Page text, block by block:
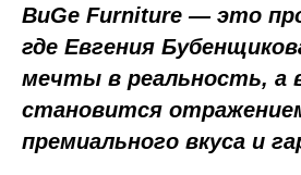
BuGe Furniture — это
где Евгения
мечты в реальность, а
становится
премиального вкуса и